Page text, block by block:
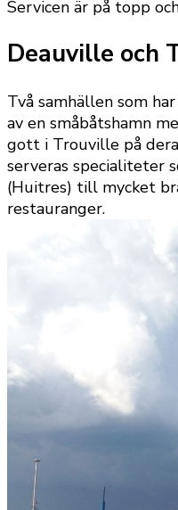
Servicen är på topp
Deauville och
Två samhällen som
av en småbåtshamn
gott i Trouville på
serveras specialiteter
(Huitres) till mycket
restauranger.